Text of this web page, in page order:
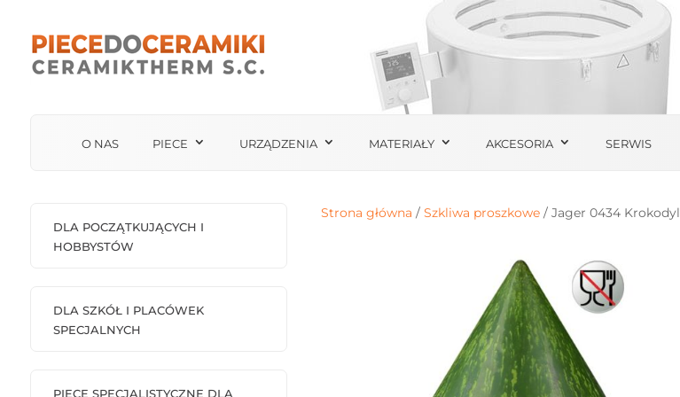
O NAS PIECE URZĄDZENIA MATERIAŁY AKCESORIA SERWIS
DLA POCZĄTKUJĄCYCH I
HOBBYSTÓW
DLA SZKÓŁ I PLACÓWEK
SPECJALNYCH
PIECE SPECJALISTYCZNE DLA
Strona główna /Szkliwa proszkowe / Jager 0434 Krokodyl